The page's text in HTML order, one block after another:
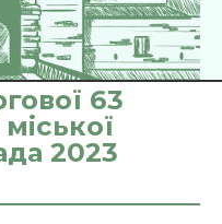
63
2023